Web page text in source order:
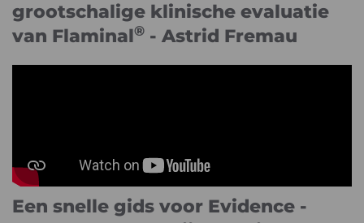
grootschalige klinische evaluatie
van Flaminal® - Astrid Fremau
Een snelle gids voor Evidence -